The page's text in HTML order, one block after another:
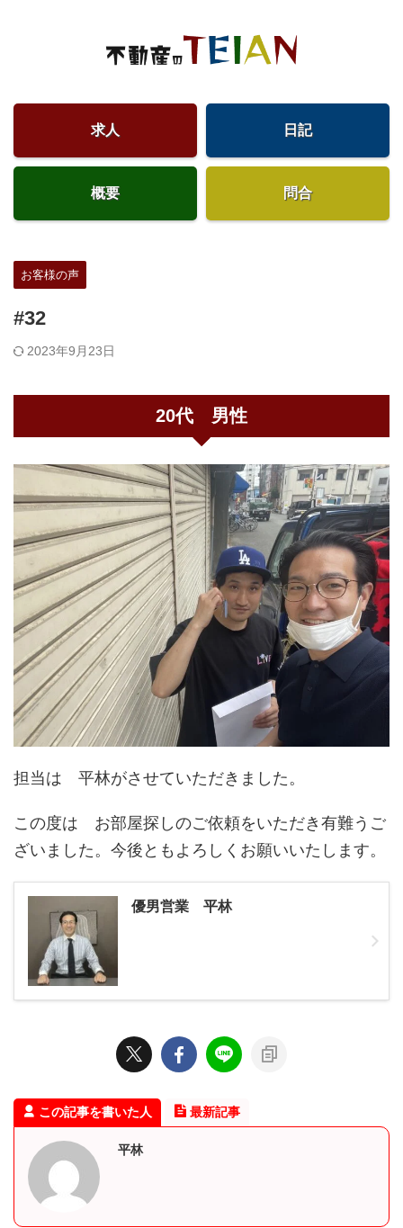
求人 日記
概要 問合
お客様の声
#32
2023年9月23日
20代 男性
担当は 平林がさせていただきました。
この度は お部屋探しのご依頼をいただき有難うご
ざいました。今後ともよろしくお願いいたします。
優男営業 平林
この記事を書いた人 最新記事
平林